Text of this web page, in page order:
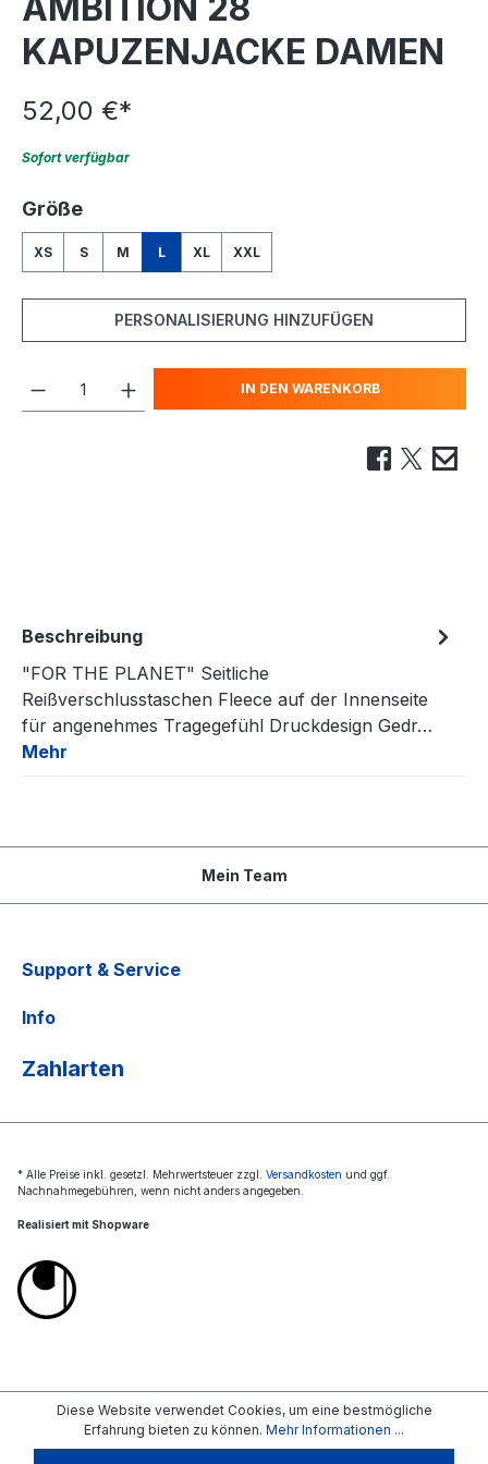
KAPUZENJACKE DAMEN
52,00 €*
Sofort verfügbar
Größeauswählen
XS S M L XL XXL
PERSONALISIERUNG HINZUFÜGEN
IN DEN WARENKORB
Beschreibung
"FOR THE PLANET" Seitliche
Reißverschlusstaschen Fleece auf der Innenseite
für angenehmes Tragegefühl Druckdesign Gedr…
Mehr
Mein Team
Support & Service
Info
Zahlarten
* Alle Preise inkl. gesetzl. Mehrwertsteuer zzgl. Versandkosten und ggf.
Nachnahmegebühren, wenn nicht anders angegeben.
Realisiert mit Shopware
Diese Website verwendet Cookies, um eine bestmögliche
Erfahrung bieten zu können. Mehr Informationen ...